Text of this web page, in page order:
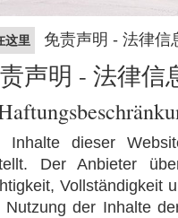
这里 免责声明 - 法律信
声明 - 法律信
Inhalte dieser
Der Anbieter
Vollständigkeit
Nutzung der Inhalte